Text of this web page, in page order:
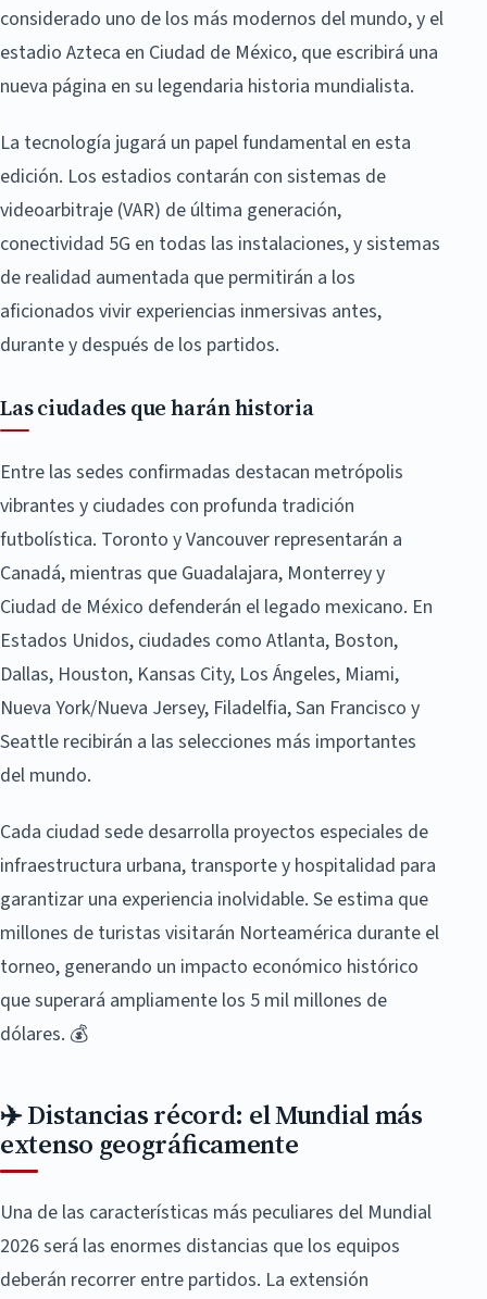
considerado uno de los más modernos del mundo, y el
estadio Azteca en Ciudad de México, que escribirá una
nueva página en su legendaria historia mundialista.
La tecnología jugará un papel fundamental en esta
edición. Los estadios contarán con sistemas de
videoarbitraje (VAR) de última generación,
conectividad 5G en todas las instalaciones, y sistemas
de realidad aumentada que permitirán a los
aficionados vivir experiencias inmersivas antes,
durante y después de los partidos.
Las ciudades que harán historia
Entre las sedes confirmadas destacan metrópolis
vibrantes y ciudades con profunda tradición
futbolística. Toronto y Vancouver representarán a
Canadá, mientras que Guadalajara, Monterrey y
Ciudad de México defenderán el legado mexicano. En
Estados Unidos, ciudades como Atlanta, Boston,
Dallas, Houston, Kansas City, Los Ángeles, Miami,
Nueva York/Nueva Jersey, Filadelfia, San Francisco y
Seattle recibirán a las selecciones más importantes
del mundo.
Cada ciudad sede desarrolla proyectos especiales de
infraestructura urbana, transporte y hospitalidad para
garantizar una experiencia inolvidable. Se estima que
millones de turistas visitarán Norteamérica durante el
torneo, generando un impacto económico histórico
que superará ampliamente los 5 mil millones de
dólares. 💰
✈️ Distancias récord: el Mundial más
extenso geográficamente
Una de las características más peculiares del Mundial
2026 será las enormes distancias que los equipos
deberán recorrer entre partidos. La extensión